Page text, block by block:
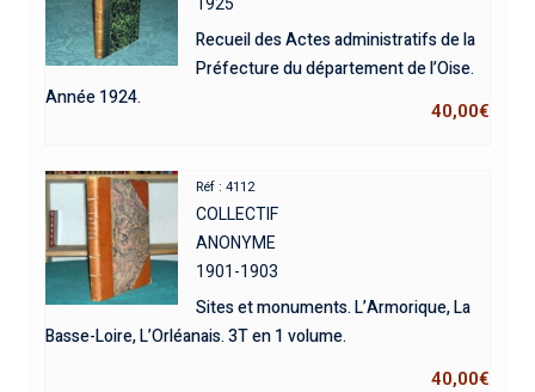
1925
Recueil des Actes administratifs de la
Préfecture du département de l’Oise.
Année 1924.
40,00€
Réf : 4112
COLLECTIF
ANONYME
1901-1903
Sites et monuments. L’Armorique, La
Basse-Loire, L’Orléanais. 3T en 1 volume.
40,00€